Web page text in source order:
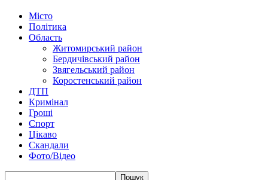
Місто
Політика
Область
Житомирський район
Бердичівський район
Звягельський район
Коростенський район
ДТП
Кримінал
Гроші
Спорт
Цікаво
Скандали
Фото/Відео